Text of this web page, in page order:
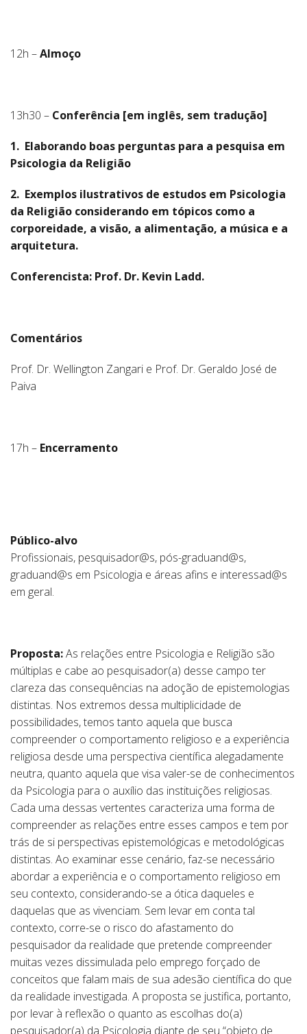
12h –Almoço
13h30 – Conferência [em inglês, sem tradução]
1. Elaborando boas perguntas para a pesquisa em
Psicologia da Religião
2. Exemplos ilustrativos de estudos em Psicologia
da Religião considerando em tópicos como a
corporeidade, a visão, a alimentação, a música e a
arquitetura.
Conferencista: Prof. Dr. Kevin Ladd.
Comentários
Prof. Dr. Wellington Zangari e Prof. Dr. Geraldo José de
Paiva
17h – Encerramento
Público-alvo
Profissionais, pesquisador@s, pós-graduand@s,
graduand@s em Psicologia e áreas afins e interessad@s
em geral.
Proposta:As relações entre Psicologia e Religião são
múltiplas e cabe ao pesquisador(a) desse campo ter
clareza das consequências na adoção de epistemologias
distintas. Nos extremos dessa multiplicidade de
possibilidades, temos tanto aquela que busca
compreender o comportamento religioso e a experiência
religiosa desde uma perspectiva científica alegadamente
neutra, quanto aquela que visa valer-se de conhecimentos
da Psicologia para o auxílio das instituições religiosas.
Cada uma dessas vertentes caracteriza uma forma de
compreender as relações entre esses campos e tem por
trás de si perspectivas epistemológicas e metodológicas
distintas. Ao examinar esse cenário, faz-se necessário
abordar a experiência e o comportamento religioso em
seu contexto, considerando-se a ótica daqueles e
daquelas que as vivenciam. Sem levar em conta tal
contexto, corre-se o risco do afastamento do
pesquisador da realidade que pretende compreender
muitas vezes dissimulada pelo emprego forçado de
conceitos que falam mais de sua adesão científica do que
da realidade investigada. A proposta se justifica, portanto,
por levar à reflexão o quanto as escolhas do(a)
pesquisador(a) da Psicologia diante de seu “objeto de